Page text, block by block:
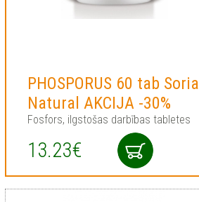
PHOSPORUS 60 tab Soria
Natural AKCIJA -30%
Fosfors, ilgstošas darbības tabletes
13.23€